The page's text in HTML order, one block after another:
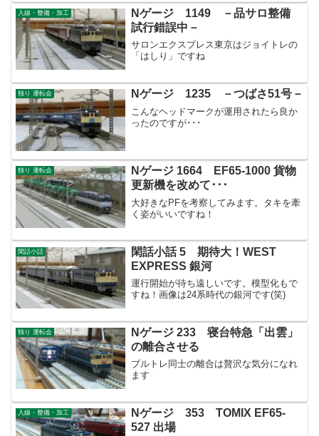
入線・整備・加工
Nゲージ 1149 －品サロ整備
試行錯誤中－
サロンエクスプレス東京はジョイトレの
「はしり」ですね
独り 運転会 Nゲージ 1235 －つばさ51号－
こんなヘッドマークが運用されたら良か
ったのですが･･･
独り 運転会
Nゲージ 1664 EF65-1000 貨物
更新機を改めて･･･
大好きなPFを考察してみます。タキを牽
く姿がいいですね！
閑話小話
閑話小話 5 期待大！WEST
EXPRESS 銀河
運行開始が待ち遠しいです。模型化もで
すね！画像は24系時代の銀河です(笑)
独り 運転会
Nゲージ 233 寝台特急「出雲」
の離合させる
ブルトレ同士の離合は贅沢な気分になれ
ます
入線・整備・加工
Nゲージ 353 TOMIX EF65-
527 出場